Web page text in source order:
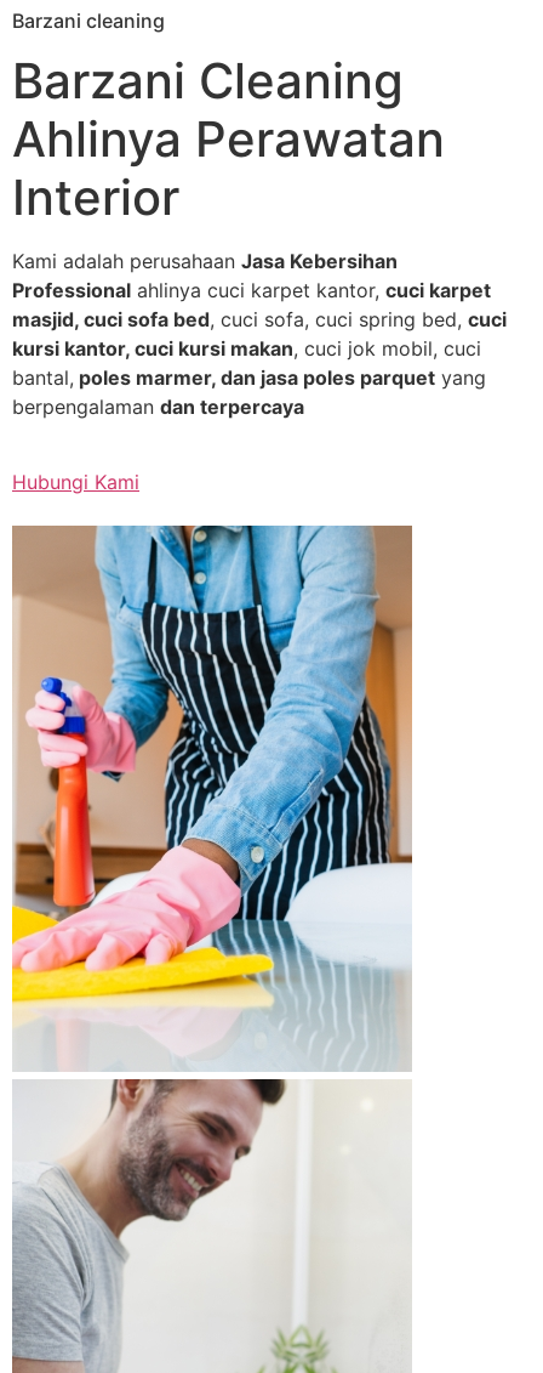
Skip
content
Barzani cleaning
Barzani Cleaning
Ahlinya Perawatan
Interior
Kami adalah perusahaan Jasa Kebersihan
Professional ahlinya cuci karpet kantor, cuci karpet
masjid, cuci sofa bed, cuci sofa, cuci spring bed, cuci
kursi kantor, cuci kursi makan, cuci jok mobil, cuci
bantal, poles marmer, dan jasa poles parquet yang
berpengalaman dan terpercaya
Hubungi Kami